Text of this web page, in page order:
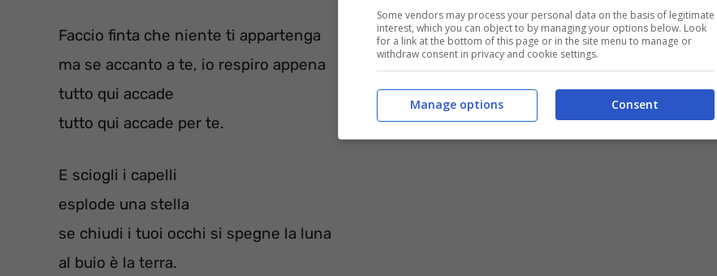
Faccio finta che niente ti appartenga
ma se accanto a te, io respiro appena
tutto qui accade
tutto qui accade per te.
E sciogli i capelli
esplode una stella
se chiudi i tuoi occhi si spegne la luna
al buio è la terra.
Some vendors may process your personal data on the basis of legitimate
interest, which you can object to by managing your options below. Look
for a link at the bottom of this page or in the site menu to manage or
withdraw consent in privacy and cookie settings.
Consent
Manage options